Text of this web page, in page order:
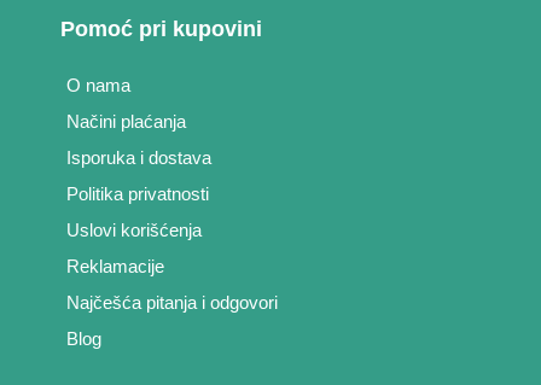
Pomoć pri kupovini
O nama
Načini plaćanja
Isporuka i dostava
Politika privatnosti
Uslovi korišćenja
Reklamacije
Najčešća pitanja i odgovori
Blog